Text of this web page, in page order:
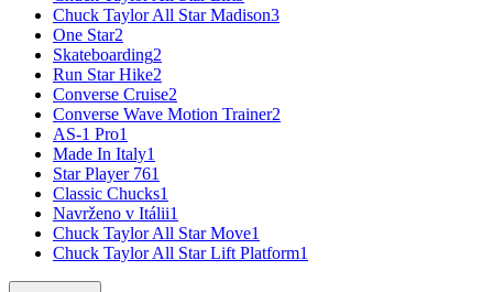
Chuck Taylor All Star Madison3
One Star2
Skateboarding2
Run Star Hike2
Converse Cruise2
Converse Wave Motion Trainer2
AS-1 Pro1
Made In Italy1
Star Player 761
Classic Chucks1
Navrženo v Itálii1
Chuck Taylor All Star Move1
Chuck Taylor All Star Lift Platform1